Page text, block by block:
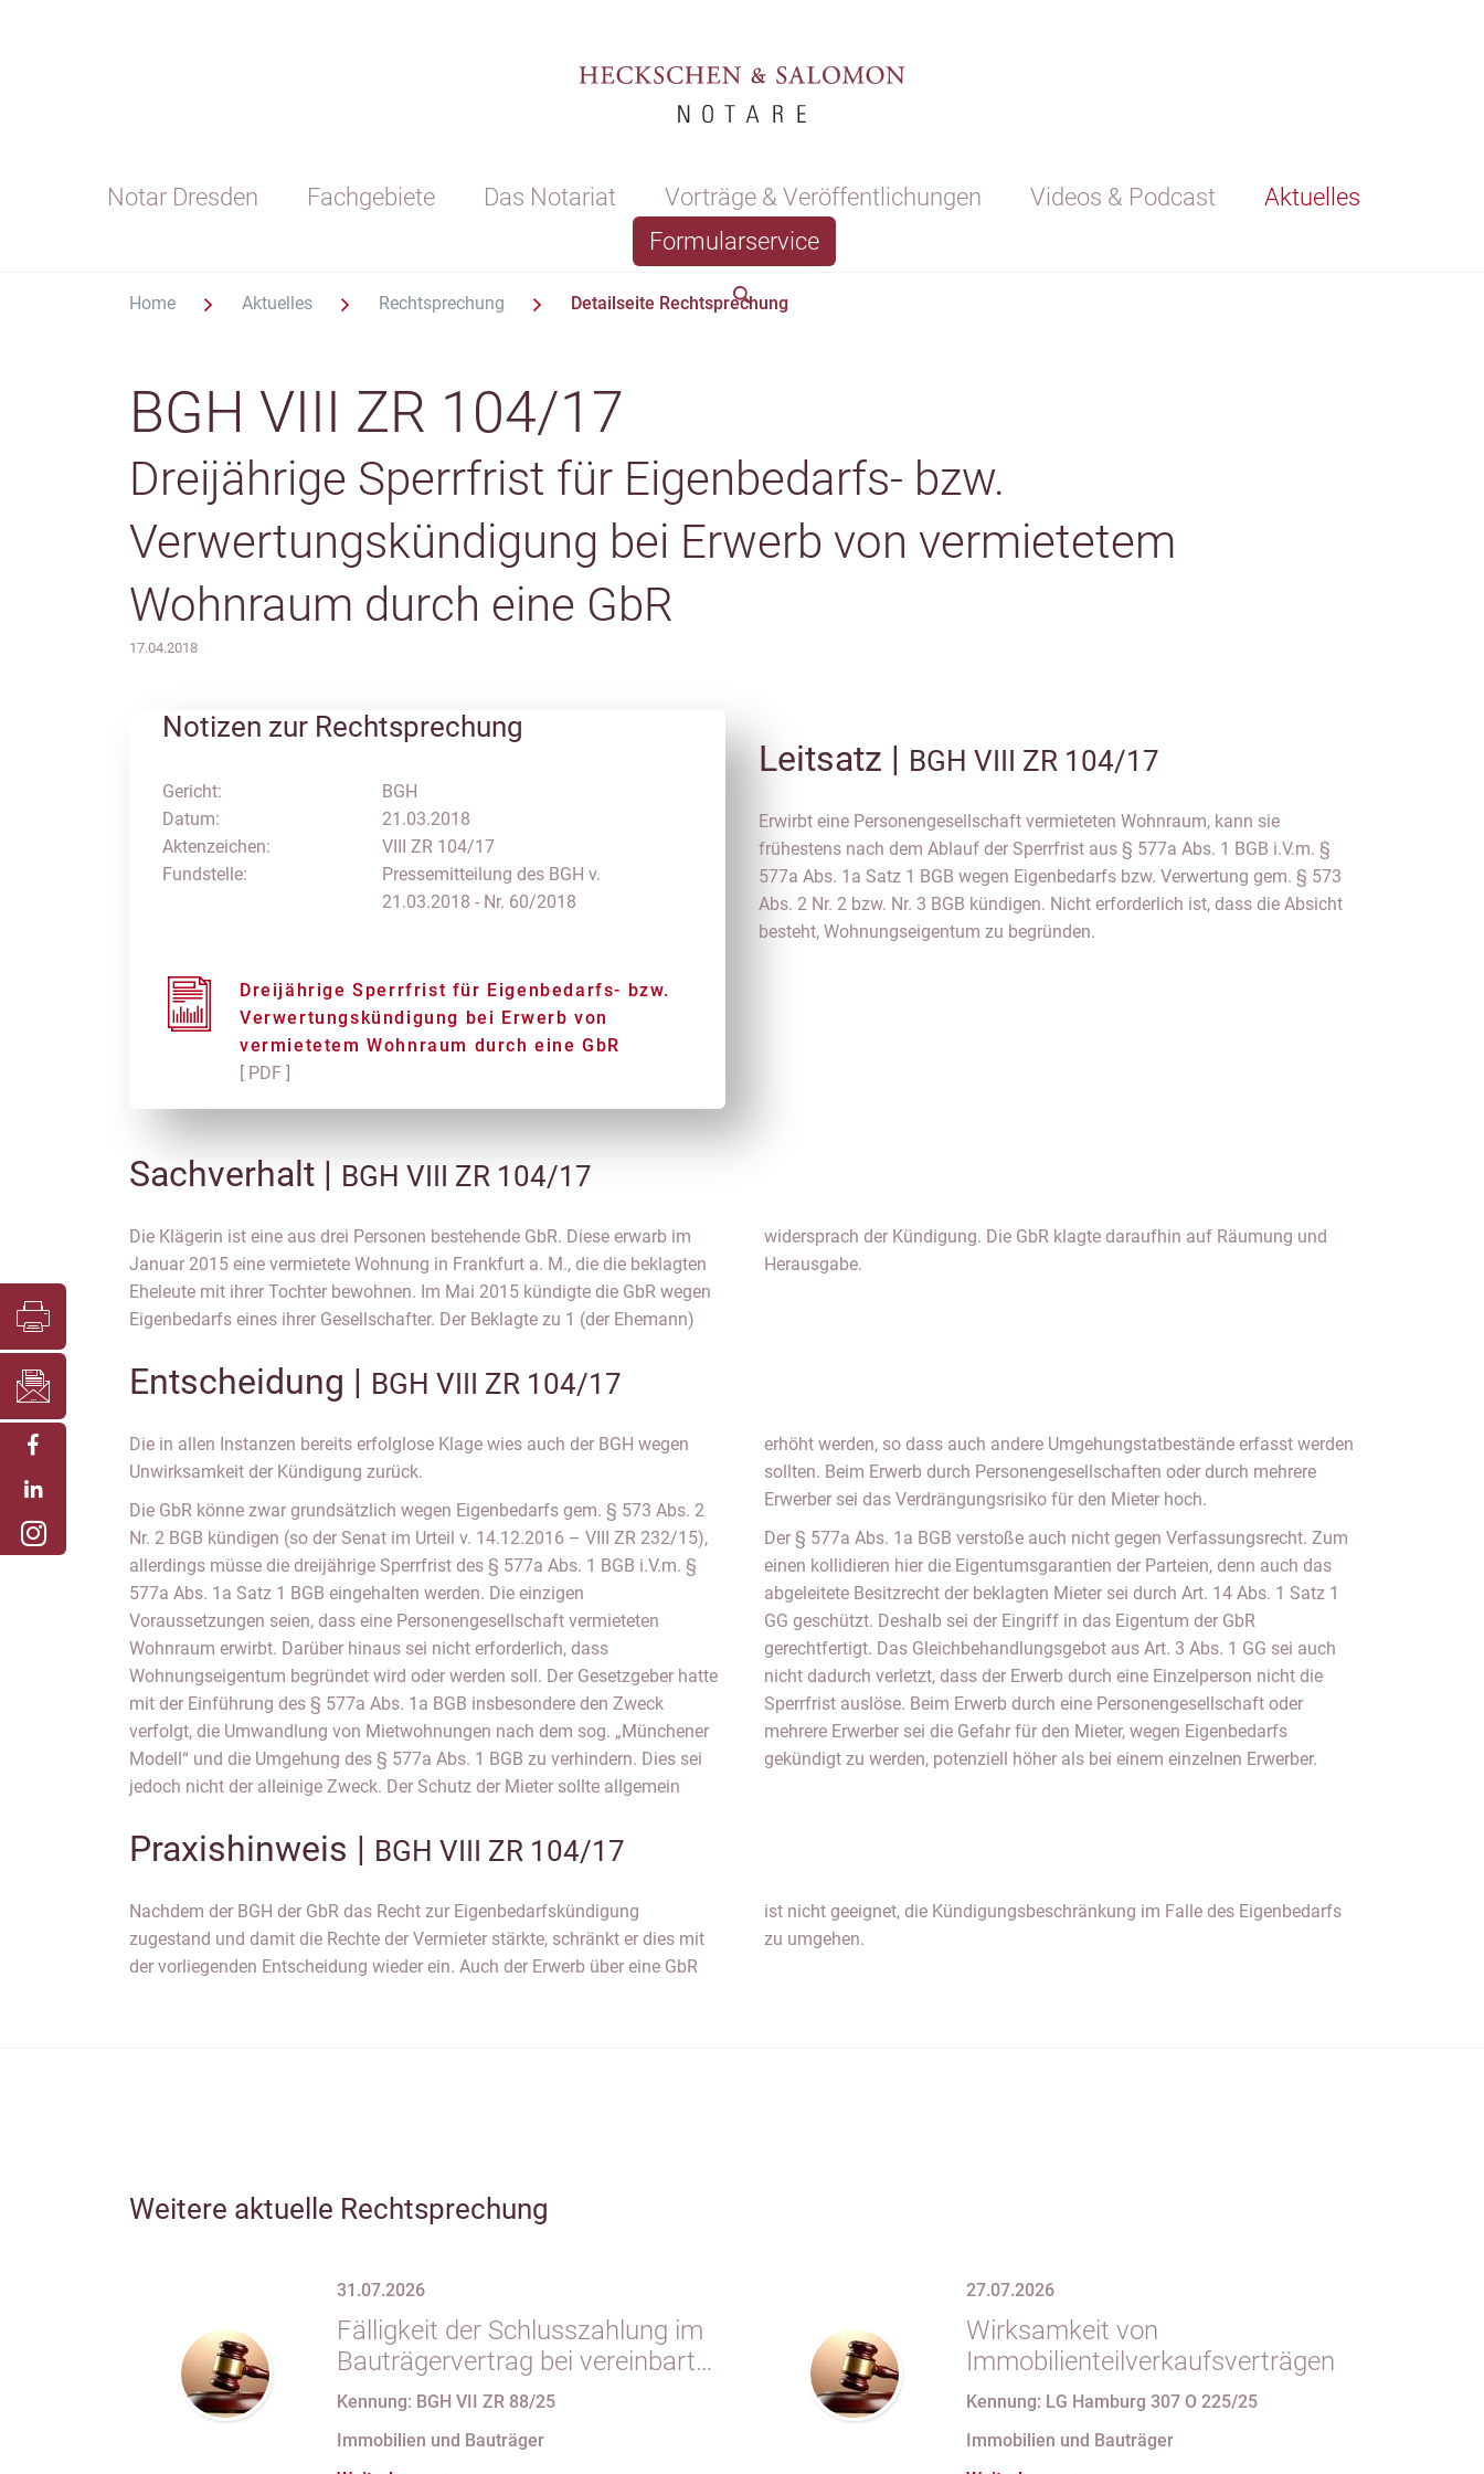
Notar Dresden Fachgebiete Das Notariat Vorträge & Veröffentlichungen Videos & Podcast
Aktuelles
Formularservice
Home Aktuelles Rechtsprechung Detailseite Rechtsprechung
BGH VIII ZR 104/17
Dreijährige Sperrfrist für Eigenbedarfs- bzw.
Verwertungskündigung bei Erwerb von vermietetem
Wohnraum durch eine GbR
17.04.2018
Notizen zur Rechtsprechung
Gericht:
Datum:
Aktenzeichen:
Fundstelle:
BGH
21.03.2018
VIII ZR 104/17
Pressemitteilung des BGH v.
21.03.2018 - Nr. 60/2018
Dreijährige Sperrfrist für Eigenbedarfs- bzw.
Verwertungskündigung bei Erwerb von
vermietetem Wohnraum durch eine GbR
[ PDF ]
Leitsatz | BGH VIII ZR 104/17
Erwirbt eine Personengesellschaft vermieteten Wohnraum, kann sie
frühestens nach dem Ablauf der Sperrfrist aus § 577a Abs. 1 BGB i.V.m. §
577a Abs. 1a Satz 1 BGB wegen Eigenbedarfs bzw. Verwertung gem. § 573
Abs. 2 Nr. 2 bzw. Nr. 3 BGB kündigen. Nicht erforderlich ist, dass die Absicht
besteht, Wohnungseigentum zu begründen.
Sachverhalt | BGH VIII ZR 104/17
Die Klägerin ist eine aus drei Personen bestehende GbR. Diese erwarb im
Januar 2015 eine vermietete Wohnung in Frankfurt a. M., die die beklagten
Eheleute mit ihrer Tochter bewohnen. Im Mai 2015 kündigte die GbR wegen
Eigenbedarfs eines ihrer Gesellschafter. Der Beklagte zu 1 (der Ehemann)
widersprach der Kündigung. Die GbR klagte daraufhin auf Räumung und
Herausgabe.
Entscheidung | BGH VIII ZR 104/17
Die in allen Instanzen bereits erfolglose Klage wies auch der BGH wegen
Unwirksamkeit der Kündigung zurück.
Die GbR könne zwar grundsätzlich wegen Eigenbedarfs gem. § 573 Abs. 2
Nr. 2 BGB kündigen (so der Senat im Urteil v. 14.12.2016 – VIII ZR 232/15),
allerdings müsse die dreijährige Sperrfrist des § 577a Abs. 1 BGB i.V.m. §
577a Abs. 1a Satz 1 BGB eingehalten werden. Die einzigen
Voraussetzungen seien, dass eine Personengesellschaft vermieteten
Wohnraum erwirbt. Darüber hinaus sei nicht erforderlich, dass
Wohnungseigentum begründet wird oder werden soll. Der Gesetzgeber hatte
mit der Einführung des § 577a Abs. 1a BGB insbesondere den Zweck
verfolgt, die Umwandlung von Mietwohnungen nach dem sog. „Münchener
Modell“ und die Umgehung des § 577a Abs. 1 BGB zu verhindern. Dies sei
jedoch nicht der alleinige Zweck. Der Schutz der Mieter sollte allgemein
erhöht werden, so dass auch andere Umgehungstatbestände erfasst werden
sollten. Beim Erwerb durch Personengesellschaften oder durch mehrere
Erwerber sei das Verdrängungsrisiko für den Mieter hoch.
Der § 577a Abs. 1a BGB verstoße auch nicht gegen Verfassungsrecht. Zum
einen kollidieren hier die Eigentumsgarantien der Parteien, denn auch das
abgeleitete Besitzrecht der beklagten Mieter sei durch Art. 14 Abs. 1 Satz 1
GG geschützt. Deshalb sei der Eingriff in das Eigentum der GbR
gerechtfertigt. Das Gleichbehandlungsgebot aus Art. 3 Abs. 1 GG sei auch
nicht dadurch verletzt, dass der Erwerb durch eine Einzelperson nicht die
Sperrfrist auslöse. Beim Erwerb durch eine Personengesellschaft oder
mehrere Erwerber sei die Gefahr für den Mieter, wegen Eigenbedarfs
gekündigt zu werden, potenziell höher als bei einem einzelnen Erwerber.
Praxishinweis | BGH VIII ZR 104/17
Nachdem der BGH der GbR das Recht zur Eigenbedarfskündigung
zugestand und damit die Rechte der Vermieter stärkte, schränkt er dies mit
der vorliegenden Entscheidung wieder ein. Auch der Erwerb über eine GbR
ist nicht geeignet, die Kündigungsbeschränkung im Falle des Eigenbedarfs
zu umgehen.
Weitere aktuelle Rechtsprechung
31.07.2026
Fälligkeit der Schlusszahlung im
Bauträgervertrag bei vereinbarter
Zahlung „nach vollständiger
Abnahmeprotokoll festgehaltener
Kennung: BGH VII ZR 88/25
Immobilien und Bauträger
27.07.2026
Wirksamkeit von
Immobilienteilverkaufsverträgen
Kennung: LG Hamburg 307 O 225/25
Immobilien und Bauträger